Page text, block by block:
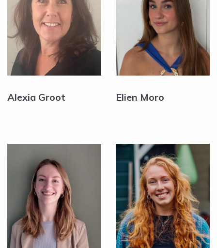
Alexia Groot Elien Moro